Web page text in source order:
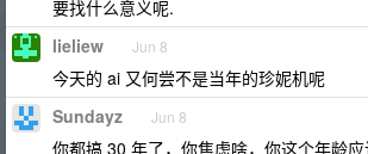
要找什么意义呢.
lieliew Jun 8
今天的 ai 又何尝不是当年的珍妮机呢
Sundayz Jun 8
你都搞 30 年了，你焦虑啥，你这个年龄